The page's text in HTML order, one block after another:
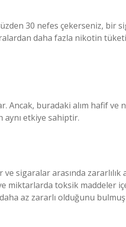
30 nefes çekerseniz, bir
daha fazla nikotin
Ancak, buradaki alım hafif ve
aynı etkiye sahiptir.
sigaralar arasında zararlılık
miktarlarda toksik maddeler
az zararlı olduğunu